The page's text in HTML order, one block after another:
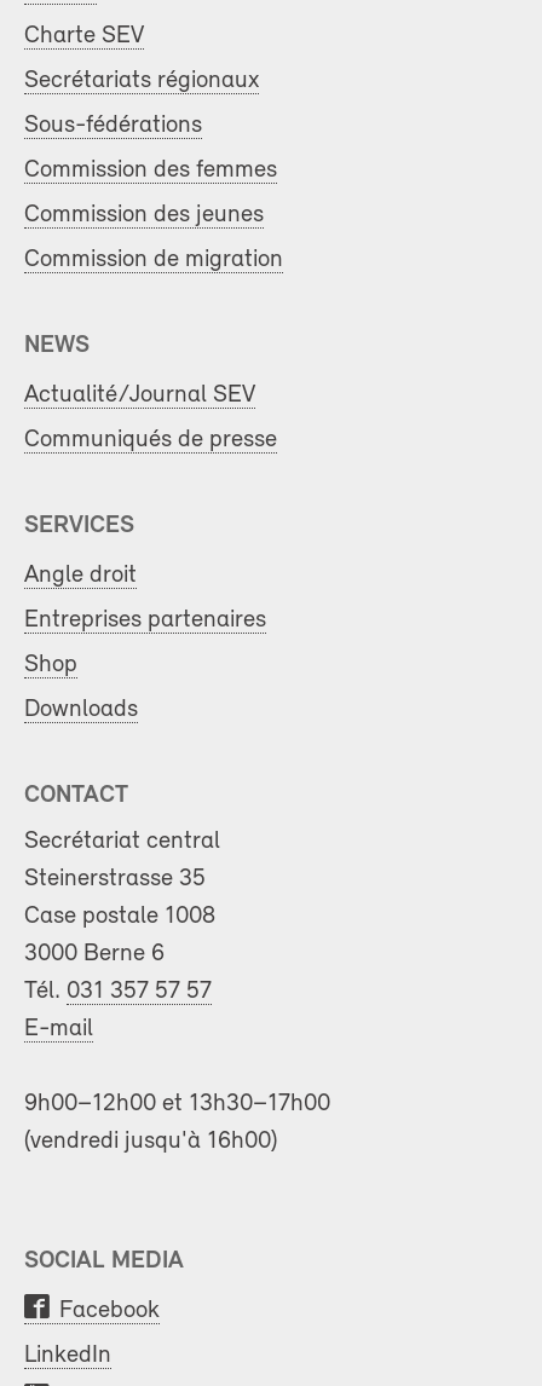
Charte SEV
Secrétariats régionaux
Sous-fédérations
Commission des femmes
Commission des jeunes
Commission de migration
NEWS
Actualité/Journal SEV
Communiqués de presse
SERVICES
Angle droit
Entreprises partenaires
Shop
Downloads
CONTACT
Secrétariat central
Steinerstrasse 35
Case postale 1008
3000 Berne 6
Tél. 031 357 57 57
E-mail
9h00–12h00 et 13h30–17h00
(vendredi jusqu'à 16h00)
SOCIAL MEDIA
Facebook
LinkedIn